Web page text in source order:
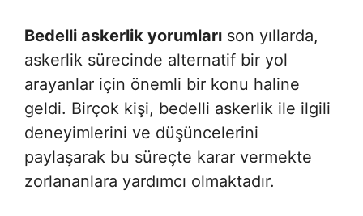
Bedelli askerlik yorumları son yıllarda,
askerlik sürecinde alternatif bir yol
arayanlar için önemli bir konu haline
geldi. Birçok kişi, bedelli askerlik ile ilgili
deneyimlerini ve düşüncelerini
paylaşarak bu süreçte karar vermekte
zorlananlara yardımcı olmaktadır.